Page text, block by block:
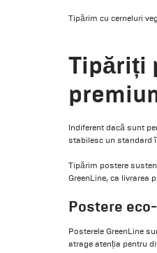
Tipărim cu cerneluri
Tipăriți
Indiferent dacă sunt
stabilesc un standard
Tipărim postere
GreenLine, ca livrarea
Postere
Posterele GreenLine
atrage atenția pentru